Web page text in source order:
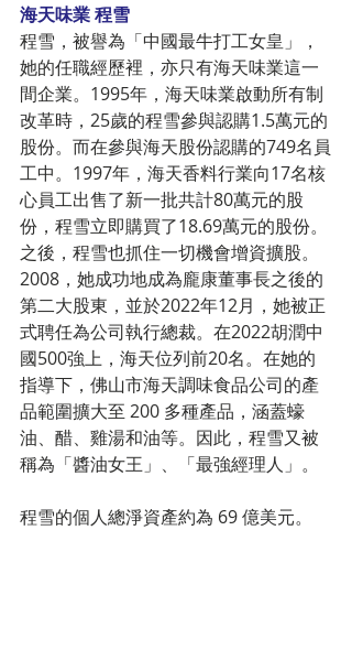
海天味業 程雪
程雪，被譽為「中國最牛打工女皇」，
她的任職經歷裡，亦只有海天味業這一
間企業。1995年，海天味業啟動所有制
改革時，25歲的程雪參與認購1.5萬元的
股份。而在參與海天股份認購的749名員
工中。1997年，海天香料行業向17名核
心員工出售了新一批共計80萬元的股
份，程雪立即購買了18.69萬元的股份。
之後，程雪也抓住一切機會增資擴股。
2008，她成功地成為龐康董事長之後的
第二大股東，並於2022年12月，她被正
式聘任為公司執行總裁。在2022胡潤中
國500強上，海天位列前20名。在她的
指導下，佛山市海天調味食品公司的產
品範圍擴大至 200 多種產品，涵蓋蠔
油、醋、雞湯和油等。因此，程雪又被
稱為「醬油女王」、「最強經理人」。
程雪的個人總淨資產約為 69 億美元。